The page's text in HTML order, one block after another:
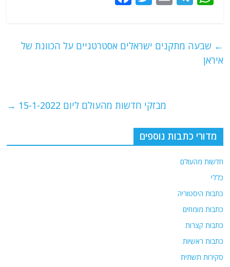
s
g
l
er
e
k
← שבעה מתקנים ישראלים אסטרטגיים על הכוונת של
איראן
מבזקי חדשות מהעולם ליום 15-1-2022 →
מדורי כתבות נוספים
חדשות מהעולם
כללי
כתבות היסטוריה
כתבות מומחים
כתבות קצרות
כתבות ראשיות
סקירות תשתית